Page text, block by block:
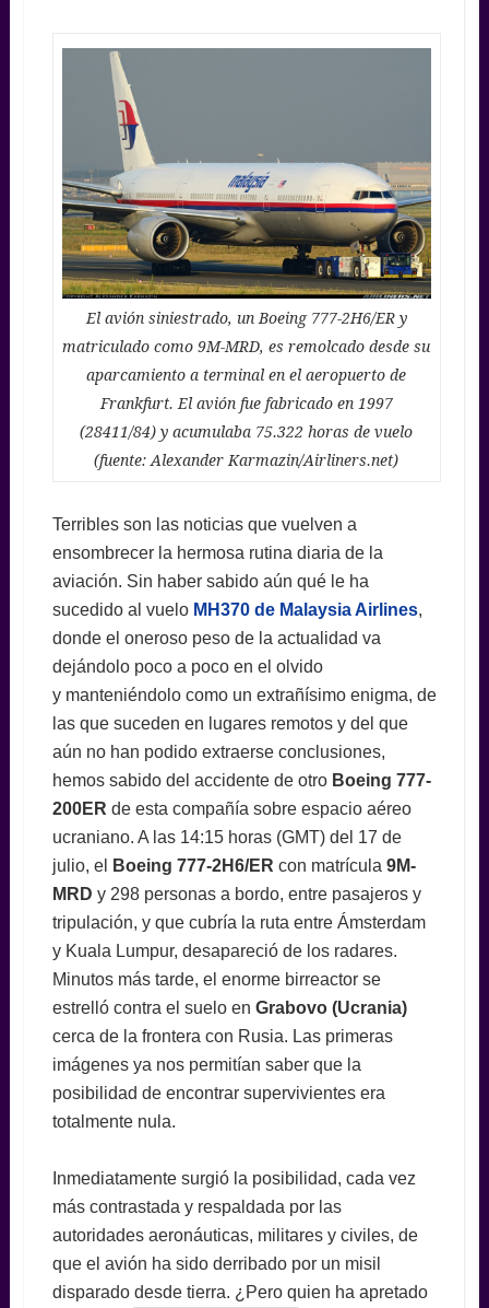
El avión siniestrado, un Boeing 777-2H6/ER y
matriculado como 9M-MRD, es remolcado desde su
aparcamiento a terminal en el aeropuerto de
Frankfurt. El avión fue fabricado en 1997
(28411/84) y acumulaba 75.322 horas de vuelo
(fuente: Alexander Karmazin/Airliners.net)
Terribles son las noticias que vuelven a
ensombrecer la hermosa rutina diaria de la
aviación. Sin haber sabido aún qué le ha
sucedido al vuelo MH370 de Malaysia Airlines,
donde el oneroso peso de la actualidad va
dejándolo poco a poco en el olvido
y manteniéndolo como un extrañísimo enigma, de
las que suceden en lugares remotos y del que
aún no han podido extraerse conclusiones,
hemos sabido del accidente de otro Boeing 777-
200ER de esta compañía sobre espacio aéreo
ucraniano. A las 14:15 horas (GMT) del 17 de
julio, el
Boeing 777-2H6/ER con matrícula 9M-
MRD y 298 personas a bordo, entre pasajeros y
tripulación, y que cubría la ruta entre Ámsterdam
y Kuala Lumpur, desapareció de los radares.
Minutos más tarde, el enorme birreactor se
estrelló contra el suelo en Grabovo (Ucrania)
cerca de la frontera con Rusia. Las primeras
imágenes ya nos permitían saber que la
posibilidad de encontrar supervivientes era
totalmente nula.
Inmediatamente surgió la posibilidad, cada vez
más contrastada y respaldada por las
autoridades aeronáuticas, militares y civiles, de
que el avión ha sido derribado por un misil
disparado desde tierra. ¿Pero quien ha apretado